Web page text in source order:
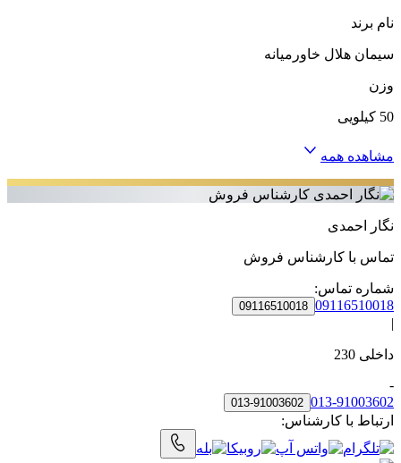
نام برند
سیمان هلال خاورمیانه
وزن
50 کیلویی
مشاهده همه
نگار احمدی
تماس با کارشناس فروش
شماره تماس:
09116510018
09116510018
|
داخلی 230
-
013-91003602
013-91003602
ارتباط با کارشناس: